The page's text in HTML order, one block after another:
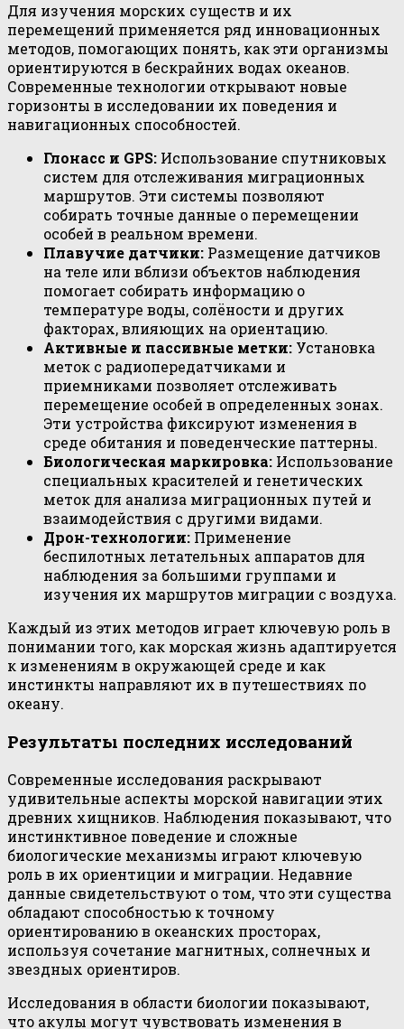
Для изучения морских существ и их
перемещений применяется ряд инновационных
методов, помогающих понять, как эти организмы
ориентируются в бескрайних водах океанов.
Современные технологии открывают новые
горизонты в исследовании их поведения и
навигационных способностей.
Глонасс и GPS: Использование спутниковых
систем для отслеживания миграционных
маршрутов. Эти системы позволяют
собирать точные данные о перемещении
особей в реальном времени.
Плавучие датчики: Размещение датчиков
на теле или вблизи объектов наблюдения
помогает собирать информацию о
температуре воды, солёности и других
факторах, влияющих на ориентацию.
Активные и пассивные метки: Установка
меток с радиопередатчиками и
приемниками позволяет отслеживать
перемещение особей в определенных зонах.
Эти устройства фиксируют изменения в
среде обитания и поведенческие паттерны.
Биологическая маркировка: Использование
специальных красителей и генетических
меток для анализа миграционных путей и
взаимодействия с другими видами.
Дрон-технологии: Применение
беспилотных летательных аппаратов для
наблюдения за большими группами и
изучения их маршрутов миграции с воздуха.
Каждый из этих методов играет ключевую роль в
понимании того, как морская жизнь адаптируется
к изменениям в окружающей среде и как
инстинкты направляют их в путешествиях по
океану.
Результаты последних исследований
Современные исследования раскрывают
удивительные аспекты морской навигации этих
древних хищников. Наблюдения показывают, что
инстинктивное поведение и сложные
биологические механизмы играют ключевую
роль в их ориентиции и миграции. Недавние
данные свидетельствуют о том, что эти существа
обладают способностью к точному
ориентированию в океанских просторах,
используя сочетание магнитных, солнечных и
звездных ориентиров.
Исследования в области биологии показывают,
что акулы могут чувствовать изменения в